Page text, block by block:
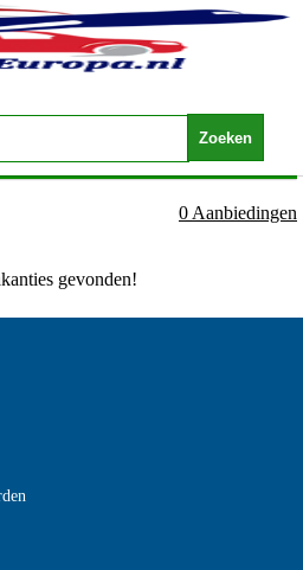
- FORT MAHON PLAGE
0 Aanbiedingen
gevonden!